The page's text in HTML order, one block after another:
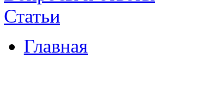
Статьи
Главная